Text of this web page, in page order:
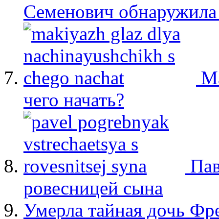
Семенович
чего начать?
ровесницей сына
Умерла тайная дочь